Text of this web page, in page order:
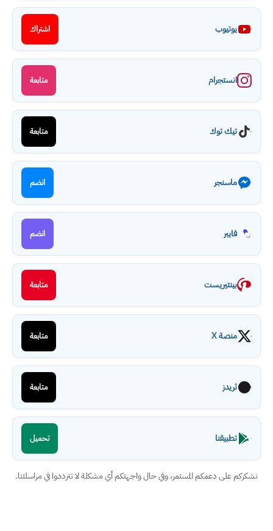
يوتيوب اشتراك
انستجرام متابعة
تيك توك متابعة
ماسنجر انضم
فايبر انضم
بينتيريست متابعة
منصة X متابعة
ثريدز متابعة
تطبيقنا تحميل
نشكركم على دعمكم المستمر، وفي حال واجهتكم أي مشكلة لا تترددوا في مراسلتنا.